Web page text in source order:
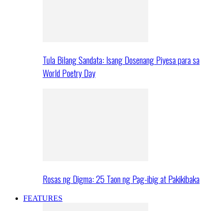
Tula Bilang Sandata: Isang Dosenang Piyesa para sa
World Poetry Day
Rosas ng Digma: 25 Taon ng Pag-ibig at Pakikibaka
FEATURES